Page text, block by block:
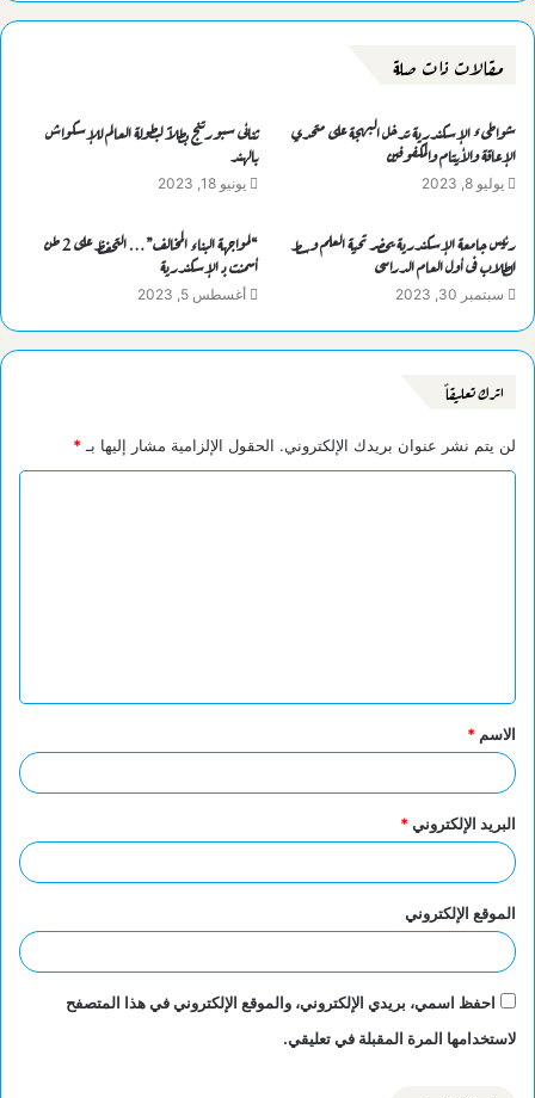
مقالات ذات صلة
شواطىء الإسكندرية تدخل البهجة على متحدي
الإعاقة والأيتام والمكفوفين
يوليو 8, 2023
ثنائى سبورتنج بطلاً لبطولة العالم للإسكواش
بالهند
يونيو 18, 2023
رئيس جامعة الإسكندرية يحضر تحية العلم وسط
الطلاب فى أول العام الدراسى
سبتمبر 30, 2023
“لمواجهة البناء المخالف”… التحفظ على 2 طن
أسمنت بـ الإسكندرية
أغسطس 5, 2023
اترك تعليقاً
لن يتم نشر عنوان بريدك الإلكتروني. الحقول الإلزامية مشار إليها بـ *
ق
*
الاسم *
البريد الإلكتروني*
الموقع الإلكتروني
احفظ اسمي، بريدي الإلكتروني، والموقع الإلكتروني في هذا المتصفح
لاستخدامها المرة المقبلة في تعليقي.